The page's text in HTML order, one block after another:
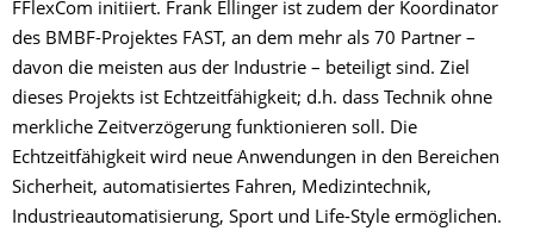
FFlexCom initiiert. Frank Ellinger ist zudem der Koordinator
des BMBF-Projektes FAST, an dem mehr als 70 Partner –
davon die meisten aus der Industrie – beteiligt sind. Ziel
dieses Projekts ist Echtzeitfähigkeit; d.h. dass Technik ohne
merkliche Zeitverzögerung funktionieren soll. Die
Echtzeitfähigkeit wird neue Anwendungen in den Bereichen
Sicherheit, automatisiertes Fahren, Medizintechnik,
Industrieautomatisierung, Sport und Life-Style ermöglichen.